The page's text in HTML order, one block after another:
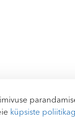
küpsiste